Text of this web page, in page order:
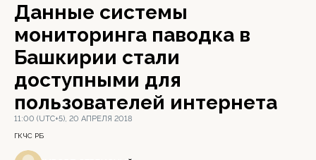
Данные системы
мониторинга паводка в
Башкирии стали
доступными для
пользователей интернета
11:00 (UTC+5), 20 АПРЕЛЯ 2018
ГКЧС РБ